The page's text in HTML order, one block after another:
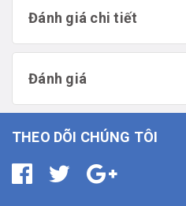
Đánh giá chi tiết
Đánh giá
THEO DÕI CHÚNG TÔI